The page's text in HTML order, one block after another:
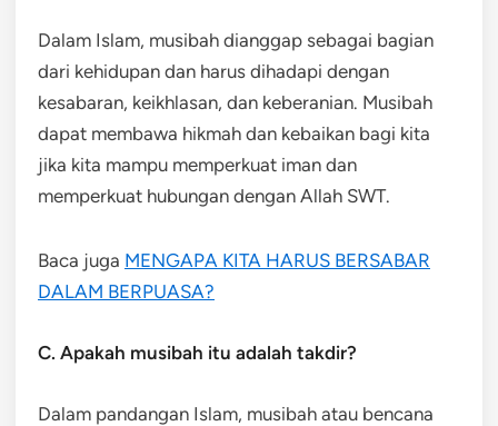
Dalam Islam, musibah dianggap sebagai bagian
dari kehidupan dan harus dihadapi dengan
kesabaran, keikhlasan, dan keberanian. Musibah
dapat membawa hikmah dan kebaikan bagi kita
jika kita mampu memperkuat iman dan
memperkuat hubungan dengan Allah SWT.
Baca juga MENGAPA KITA HARUS BERSABAR
DALAM BERPUASA?
C. Apakah musibah itu adalah takdir?
Dalam pandangan Islam, musibah atau bencana